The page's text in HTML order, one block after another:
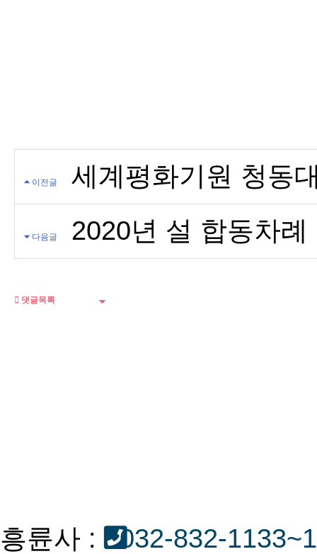
이전글 세계평화기원 청동
다음글 2020 년 설 합동차례
댓글목록
흥륜사 : 032-832-